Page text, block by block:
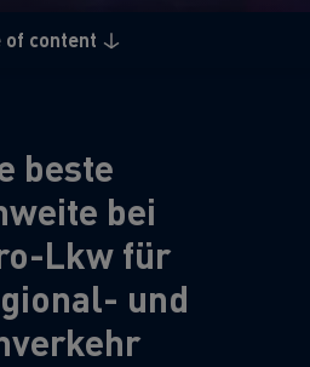
of content
beste
bei
Lkw für
und